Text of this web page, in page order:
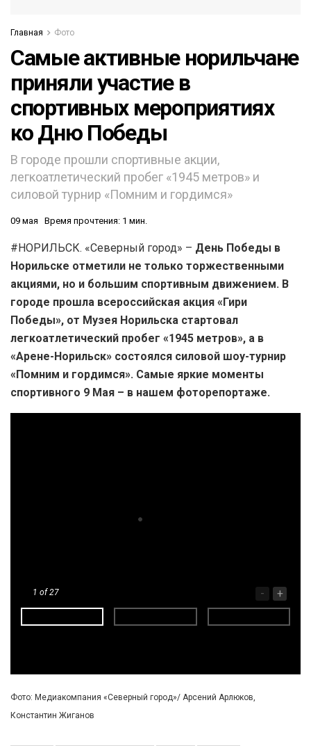
Главная Фото
Самые активные норильчане
приняли участие в
спортивных мероприятиях
ко Дню Победы
В городе прошли спортивные акции,
легкоатлетический пробег «1945 метров» и
силовой турнир «Помним и гордимся»
09 мая Время прочтения: 1 мин.
#НОРИЛЬСК. «Северный город» – День Победы в
Норильске отметили не только торжественными
акциями, но и большим спортивным движением. В
городе прошла всероссийская акция «Гири
Победы», от Музея Норильска стартовал
легкоатлетический пробег «1945 метров», а в
«Арене-Норильск» состоялся силовой шоу-турнир
«Помним и гордимся». Самые яркие моменты
спортивного 9 Мая – в нашем фоторепортаже.
1 of 27 - +
Фото: Медиакомпания «Северный город»/ Арсений Арлюков,
Константин Жиганов